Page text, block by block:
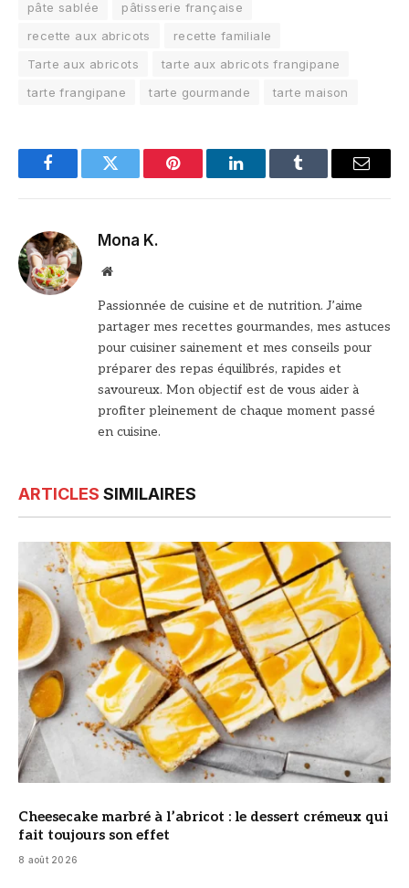
pâte sablée
pâtisserie française
recette aux abricots
recette familiale
Tarte aux abricots
tarte aux abricots frangipane
tarte frangipane
tarte gourmande tarte maison
FacebookTwitter Pinterest LinkedInTumblr Email
Mona K.
Site
Passionnée de cuisine et de nutrition. J’aime
partager mes recettes gourmandes, mes astuces
pour cuisiner sainement et mes conseils pour
préparer des repas équilibrés, rapides et
savoureux. Mon objectif est de vous aider à
profiter pleinement de chaque moment passé
en cuisine.
ARTICLES SIMILAIRES
Cheesecake marbré à l’abricot : le dessert crémeux qui
fait toujours son effet
8 août 2026